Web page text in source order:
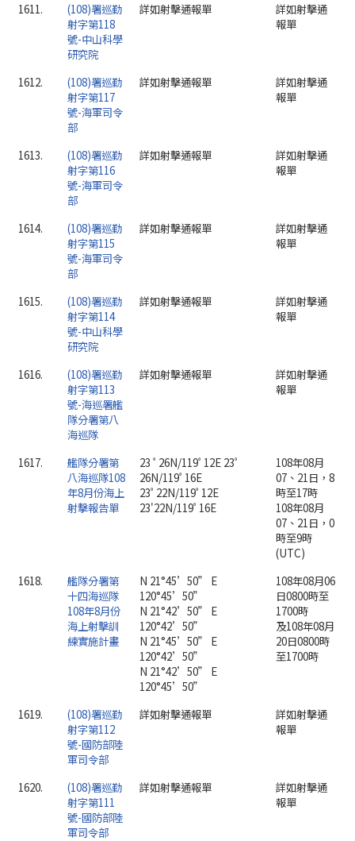
1611.
(108)署巡勤
射字第118
號-中山科學
研究院
詳如射擊通報單
詳如射擊通
報單
1612.
(108)署巡勤
射字第117
號-海軍司令
部
詳如射擊通報單
詳如射擊通
報單
1613.
(108)署巡勤
射字第116
號-海軍司令
部
詳如射擊通報單
詳如射擊通
報單
1614.
(108)署巡勤
射字第115
號-海軍司令
部
詳如射擊通報單
詳如射擊通
報單
1615.
(108)署巡勤
射字第114
號-中山科學
研究院
詳如射擊通報單
詳如射擊通
報單
1616.
(108)署巡勤
射字第113
號-海巡署艦
隊分署第八
海巡隊
詳如射擊通報單
詳如射擊通
報單
1617.
艦隊分署第
八海巡隊108
年8月份海上
射擊報告單
23 ﾟ26N/119ﾟ12E 23ﾟ
26N/119ﾟ16E
23ﾟ22N/119ﾟ12E
23'22N/119ﾟ16E
108年08月
07、21日，8
時至17時
108年08月
07、21日，0
時至9時
(UTC)
1618.
艦隊分署第
十四海巡隊
108年8月份
海上射擊訓
練實施計畫
N 21°45’50” E
120°45’50”
N 21°42’50” E
120°42’50”
N 21°45’50” E
120°42’50”
N 21°42’50” E
120°45’50”
108年08月06
日0800時至
1700時
及108年08月
20日0800時
至1700時
1619.
(108)署巡勤
射字第112
號-國防部陸
軍司令部
詳如射擊通報單
詳如射擊通
報單
1620.
(108)署巡勤
射字第111
號-國防部陸
軍司令部
詳如射擊通報單
詳如射擊通
報單